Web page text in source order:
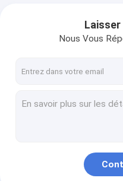
Durcisseur élastique
Revêtement de
Laisser
Nous Vous